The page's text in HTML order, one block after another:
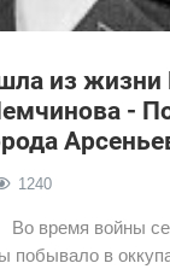
из
-
1240
Во время войны
побывало в